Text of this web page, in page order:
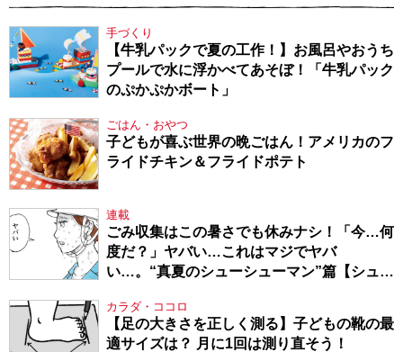
手づくり
【牛乳パックで夏の工作！】お風呂やおうち
プールで水に浮かべてあそぼ！「牛乳パック
のぷかぷかボート」
ごはん・おやつ
子どもが喜ぶ世界の晩ごはん！アメリカのフ
ライドチキン＆フライドポテト
連載
ごみ収集はこの暑さでも休みナシ！「今…何
度だ？」ヤバい…これはマジでヤバ
い…。“真夏のシューシューマン”篇【シュー
カラダ・ココロ
【足の大きさを正しく測る】子どもの靴の最
適サイズは？ 月に1回は測り直そう！